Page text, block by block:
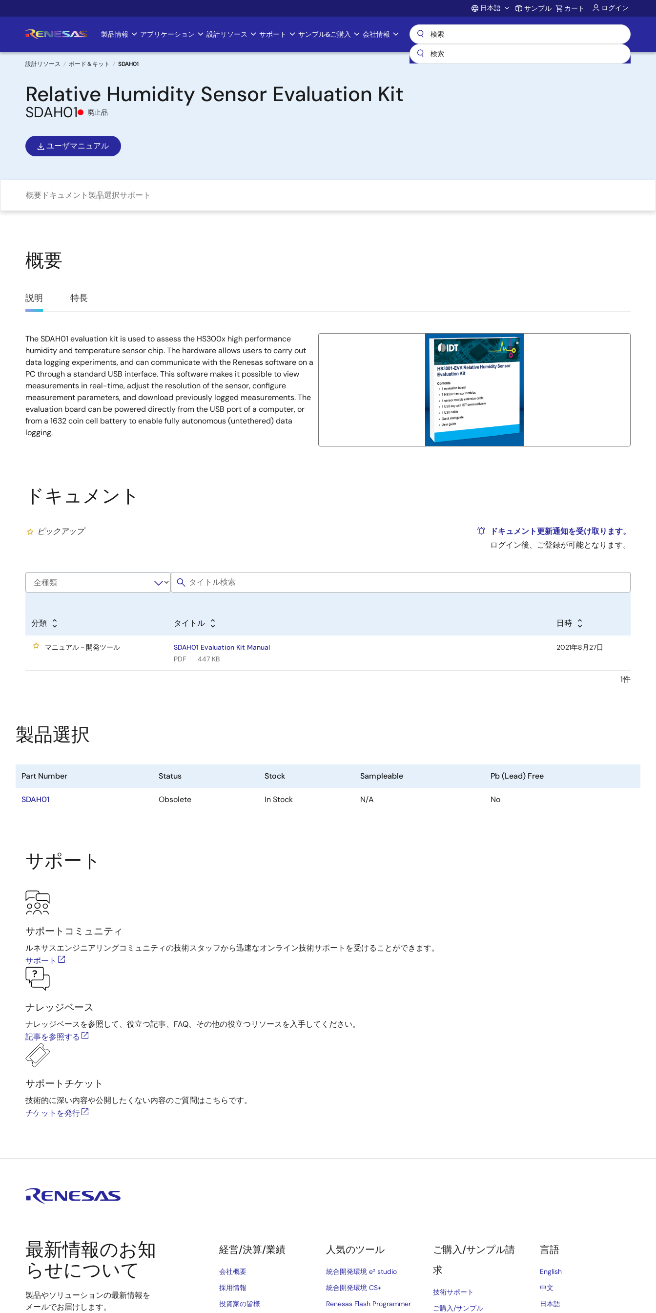
イ
ン
Account
日本語 サンプル カート ログイン
Main
navigation
製品情報 アプリケーション 設計リソース サポート サンプル&ご購入 会社情報
パ
ン
く
ず
設計リソース ボード＆キット SDAH01
Relative Humidity Sensor Evaluation Kit
SDAH01 廃止品
ユーザマニュアル
概要 ドキュメント製品選択サポート
概要
概
説明 特長
説
明
The SDAH01 evaluation kit is used to assess the HS300x high performance
humidity and temperature sensor chip. The hardware allows users to carry out
data logging experiments, and can communicate with the Renesas software on a
PC through a standard USB interface. This software makes it possible to view
measurements in real-time, adjust the resolution of the sensor, configure
measurement parameters, and download previously logged measurements. The
evaluation board can be powered directly from the USB port of a computer, or
from a 1632 coin cell battery to enable fully autonomous (untethered) data
logging.
ドキュメント
ピックアップ
ドキュメント更新通知を受け取ります。
ログイン後、ご登録が可能となります。
分類 タイトル 日時
マニュアル－開発ツール
SDAH01 Evaluation Kit Manual
PDF
447 KB
2021年8月27日
1件
製品選択
Part Number Status Stock Sampleable Pb (Lead) Free
SDAH01 Obsolete In Stock N/A No
サポート
サポートコミュニティ
ルネサスエンジニアリングコミュニティの技術スタッフから迅速なオンライン技術サポートを受けることができます。
サポート
ナレッジベース
ナレッジベースを参照して、役立つ記事、FAQ、その他の役立つリソースを入手してください。
記事を参照する
サポートチケット
技術的に深い内容や公開したくない内容のご質問はこちらです。
チケットを発行
最新情報のお知
らせについて
製品やソリューションの最新情報を
メールでお届けします。
経営/決算/業績
会社概要
採用情報
投資家の皆様
人気のツール
統合開発環境 e² studio
統合開発環境 CS+
Renesas Flash Programmer
ご購入/サンプル請
求
技術サポート
ご購入/サンプル
言語
English
中文
日本語